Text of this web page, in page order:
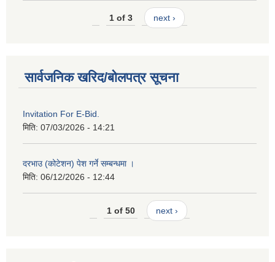
1 of 3 next ›
सार्वजनिक खरिद/बोलपत्र सूचना
Invitation For E-Bid.
मिति: 07/03/2026 - 14:21
दरभाउ (कोटेशन) पेश गर्ने सम्बन्धमा ।
मिति: 06/12/2026 - 12:44
1 of 50 next ›